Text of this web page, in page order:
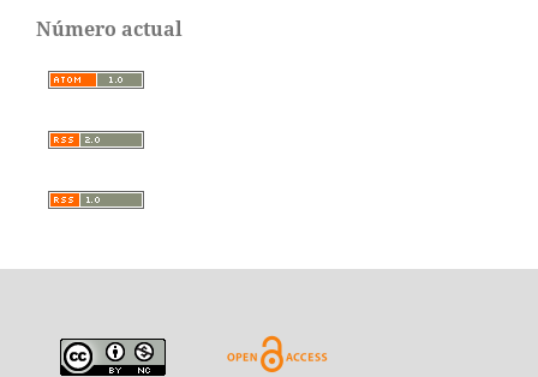
Número actual